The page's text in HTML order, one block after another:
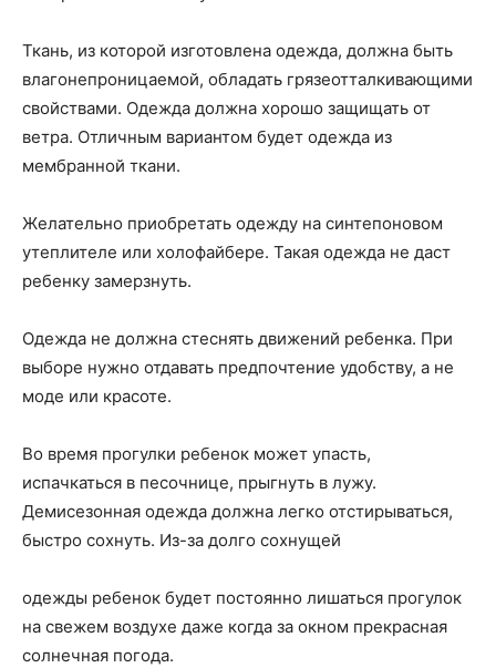
Ткань, из которой изготовлена одежда, должна быть
влагонепроницаемой, обладать грязеотталкивающими
свойствами. Одежда должна хорошо защищать от
ветра. Отличным вариантом будет одежда из
мембранной ткани.
Желательно приобретать одежду на синтепоновом
утеплителе или холофайбере. Такая одежда не даст
ребенку замерзнуть.
Одежда не должна стеснять движений ребенка. При
выборе нужно отдавать предпочтение удобству, а не
моде или красоте.
Во время прогулки ребенок может упасть,
испачкаться в песочнице, прыгнуть в лужу.
Демисезонная одежда должна легко отстирываться,
быстро сохнуть. Из-за долго сохнущей
одежды ребенок будет постоянно лишаться прогулок
на свежем воздухе даже когда за окном прекрасная
солнечная погода.